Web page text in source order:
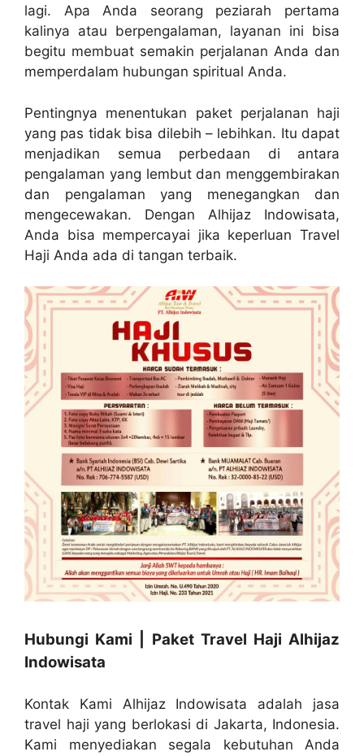
lagi. Apa Anda seorang peziarah pertama
kalinya atau berpengalaman, layanan ini bisa
begitu membuat semakin perjalanan Anda dan
memperdalam hubungan spiritual Anda.
Pentingnya menentukan paket perjalanan haji
yang pas tidak bisa dilebih – lebihkan. Itu dapat
menjadikan semua perbedaan di antara
pengalaman yang lembut dan menggembirakan
dan pengalaman yang menegangkan dan
mengecewakan. Dengan Alhijaz Indowisata,
Anda bisa mempercayai jika keperluan Travel
Haji Anda ada di tangan terbaik.
Hubungi Kami | Paket Travel Haji Alhijaz
Indowisata
Kontak Kami Alhijaz Indowisata adalah jasa
travel haji yang berlokasi di Jakarta, Indonesia.
Kami menyediakan segala kebutuhan Anda